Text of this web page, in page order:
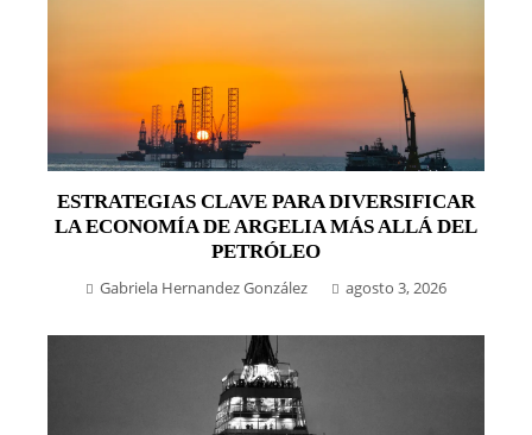
ESTRATEGIAS CLAVE PARA DIVERSIFICAR
LA ECONOMÍA DE ARGELIA MÁS ALLÁ DEL
PETRÓLEO
Gabriela Hernandez González agosto 3, 2026